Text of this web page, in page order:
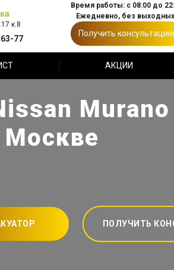
к.8
77
Время работы: с 08:00 до
Ежедневно, без
Получить консультацию
АКЦИИ
ПОЛУЧИТЬ